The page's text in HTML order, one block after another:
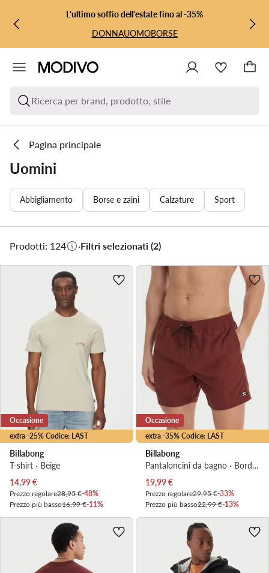
VAI AL CONTENUTO PRINCIPALE
VAI ALLA RICERCAL'ultimo soffio dell'estate fino al -35%
DONNAUOMOBORSE
Ricerca per brand, prodotto, stile
Pagina principale
Uomini
Abbigliamento Borse e zaini Calzature Sport
Prodotti: 124 ·Filtri selezionati (2)
extra -25% Codice: LAST
Occasione
Billabong
T-shirt · Beige
Prezzo attuale
14,99€
Prezzo regolare28,95 €-48%
Prezzo più basso16,99 €-11%
extra -35% Codice: LAST
Occasione
Billabong
Pantaloncini da bagno · Bordeaux
Prezzo attuale
19,99€
Prezzo regolare29,95 €-33%
Prezzo più basso22,99 €-13%